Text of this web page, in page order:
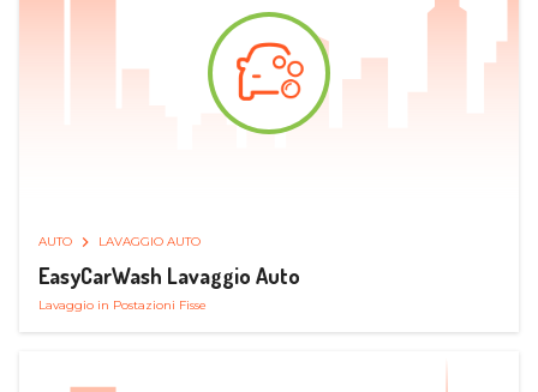
AUTO LAVAGGIO AUTO
EasyCarWash Lavaggio Auto
Lavaggio in Postazioni Fisse